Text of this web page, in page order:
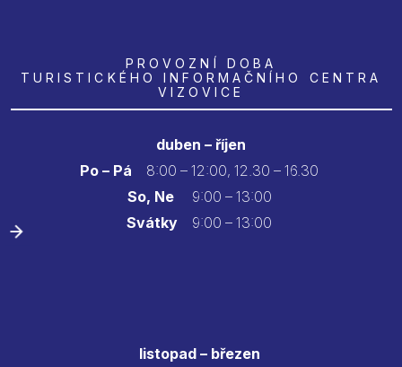
PROVOZNÍ DOBA
TURISTICKÉHO INFORMAČNÍHO CENTRA
VIZOVICE
duben – říjen
Po – Pá
8:00 – 12:00, 12.30 – 16.30
So, Ne9:00 – 13:00
Svátky 9:00 – 13:00
listopad – březen